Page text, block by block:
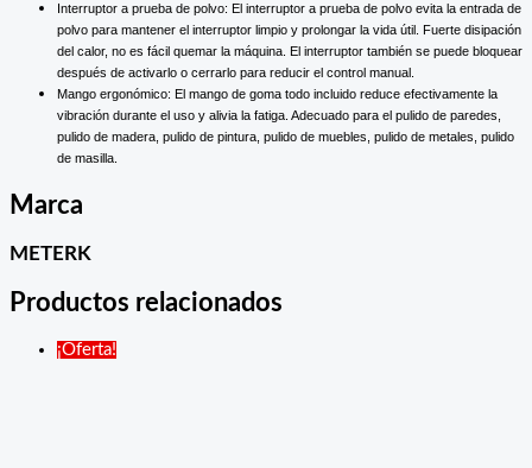
Interruptor a prueba de polvo: El interruptor a prueba de polvo evita la entrada de
polvo para mantener el interruptor limpio y prolongar la vida útil. Fuerte disipación
del calor, no es fácil quemar la máquina. El interruptor también se puede bloquear
después de activarlo o cerrarlo para reducir el control manual.
Mango ergonómico: El mango de goma todo incluido reduce efectivamente la
vibración durante el uso y alivia la fatiga. Adecuado para el pulido de paredes,
pulido de madera, pulido de pintura, pulido de muebles, pulido de metales, pulido
de masilla.
Marca
METERK
Productos relacionados
¡Oferta!